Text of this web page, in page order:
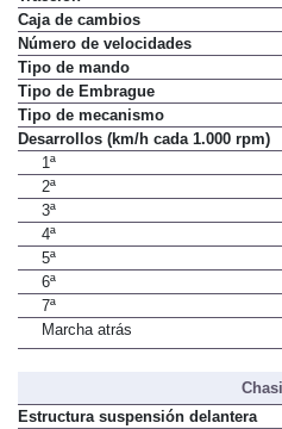
Caja de cambios
Número de velocidades
Tipo de mando
Tipo de Embrague
Tipo de mecanismo
Desarrollos (km/h cada 1.000 rpm)
1ª
2ª
3ª
4ª
5ª
6ª
7ª
Marcha atrás
Estructura suspensión delantera